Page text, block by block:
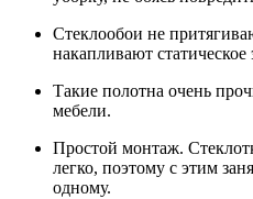
Стеклообои не
накапливают статическое
Такие полотна очень
мебели.
Простой монтаж.
легко, поэтому с этим
одному.